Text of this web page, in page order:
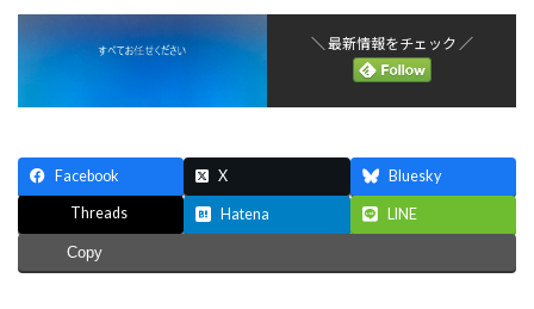
＼ 最新情報をチェック ／
Facebook X Bluesky
Threads Hatena LINE
Copy